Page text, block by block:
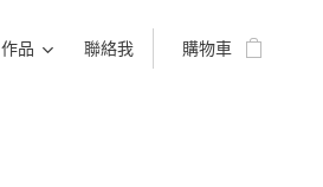
作品 聯絡我 購物車